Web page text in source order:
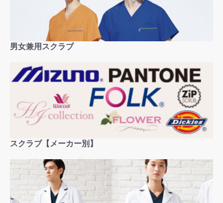
男女兼用スクラブ
スクラブ【メーカー別】